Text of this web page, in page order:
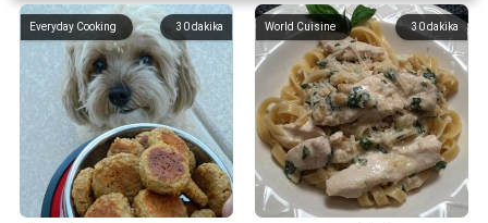
30dakika
Everyday Cooking 30dakika
World Cuisine